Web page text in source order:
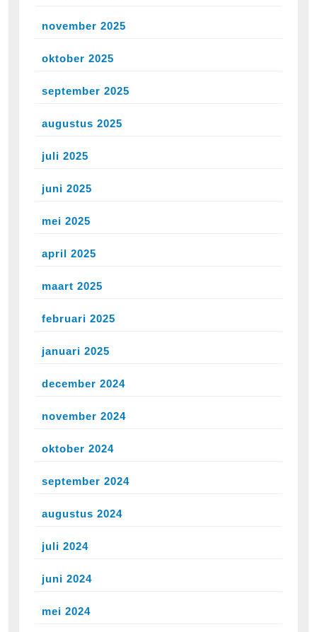
november 2025
oktober 2025
september 2025
augustus 2025
juli 2025
juni 2025
mei 2025
april 2025
maart 2025
februari 2025
januari 2025
december 2024
november 2024
oktober 2024
september 2024
augustus 2024
juli 2024
juni 2024
mei 2024